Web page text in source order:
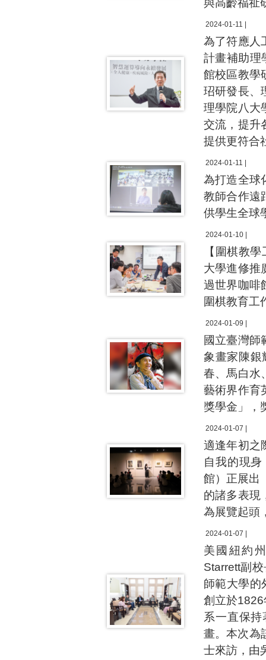
與高齡福祉
2024-01-11 |
為了符應人
計畫補助理
館校區教學
玿研發長、
理學院八大
交流，提升
提供更符合
2024-01-11 |
為打造全球
教師合作遠
供學生全球
2024-01-10 |
【圍棋教
大學進修推
過世界咖啡
圍棋教育工
2024-01-09 |
國立臺灣師
象畫家陳銀
春、馬白水
藝術界作育
獎學金」，
2024-01-07 |
適逢年初之
自我的現
館）正展出
的諸多表現
為展覽起頭
2024-01-07 |
美國紐約
Starrett副
師範大學的
創立於
系一直保
畫。本次為
士來訪，由